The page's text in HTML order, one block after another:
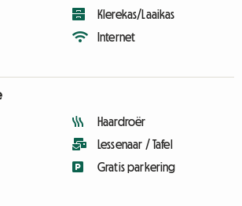
Klerekas/Laaikas
Internet
Haardroër
Lessenaar / Tafel
Gratis parkering